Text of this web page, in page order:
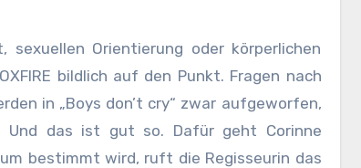
Orientierung oder körperlichen
bildlich auf den Punkt. Fragen nach
in „Boys don’t cry“ zwar aufgeworfen,
Und das ist gut so. Dafür geht Corinne
bestimmt wird, ruft die Regisseurin das